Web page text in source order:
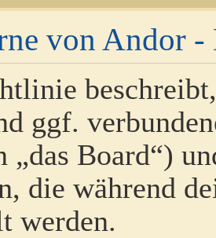
von Andor
ggf.
„das Board“)
die während
werden.